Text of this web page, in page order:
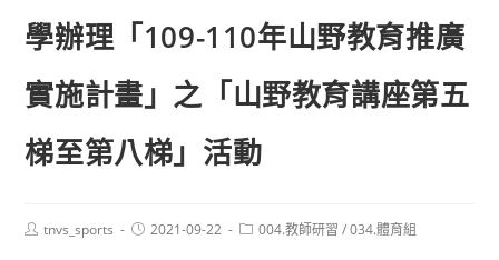
學辦理「109-110年山野教育推廣
實施計畫」之「山野教育講座第五
梯至第八梯」活動
Posttnvs_sports
Post2021-09-22
Post004.教師研習 / 034.體育組